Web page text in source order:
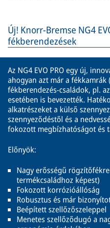
Új! Knorr-Bremse NG4
fékberendezések
Az NG4 EVO PRO egy új,
ahogyan azt már a fékkamrák
fékberendezés-családok, pl.
esetében is bevezették.
alkatrészeket a külső
szennyeződéstől és a
fokozott megbízhatóságot és
Előnyök:
Nagy erősségű
termékcsaládhoz képest)
Fokozott korrózióállóság
Robusztus és már
Beépített szellőzőszeleppel
Menetes szellőződugó a